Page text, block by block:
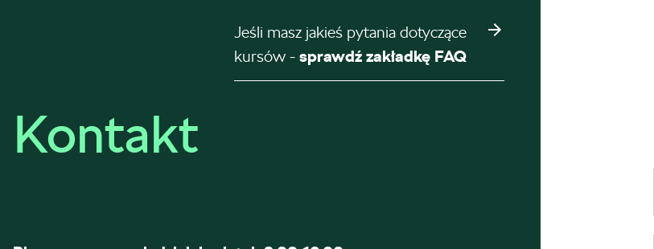
Jeśli masz jakieś pytania dotyczące
kursów - sprawdź zakładkę FAQ
Kontakt